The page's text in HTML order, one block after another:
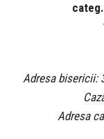
Adresa bisericii:
Adresa